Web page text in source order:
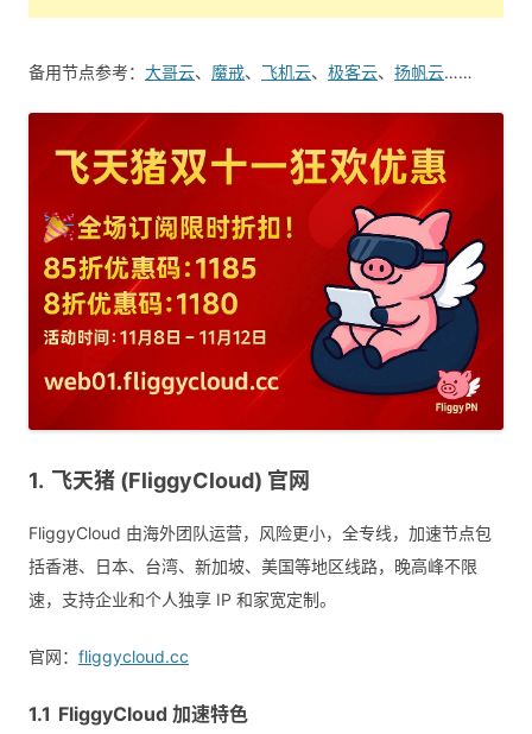
备用节点参考： 大哥云、 魔戒、 飞机云、 极客云、 扬帆云……
飞天猪 (FliggyCloud) 官网
FliggyCloud 由海外团队运营，风险更小，全专线，加速节点包
括香港、日本、台湾、新加坡、美国等地区线路，晚高峰不限
速，支持企业和个人独享 IP 和家宽定制。
官网： fliggycloud.cc
FliggyCloud 加速特色